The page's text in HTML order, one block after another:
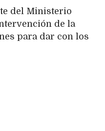
del Ministerio
de la
para dar con los